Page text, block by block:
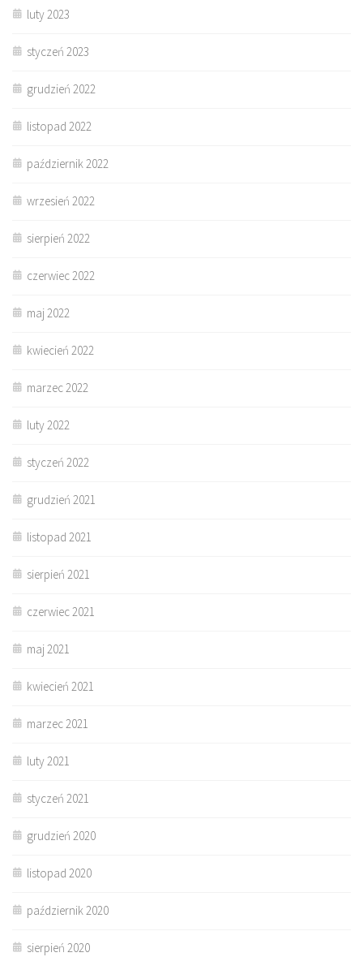
luty 2023
styczeń 2023
grudzień 2022
listopad 2022
październik 2022
wrzesień 2022
sierpień 2022
czerwiec 2022
maj 2022
kwiecień 2022
marzec 2022
luty 2022
styczeń 2022
grudzień 2021
listopad 2021
sierpień 2021
czerwiec 2021
maj 2021
kwiecień 2021
marzec 2021
luty 2021
styczeń 2021
grudzień 2020
listopad 2020
październik 2020
sierpień 2020